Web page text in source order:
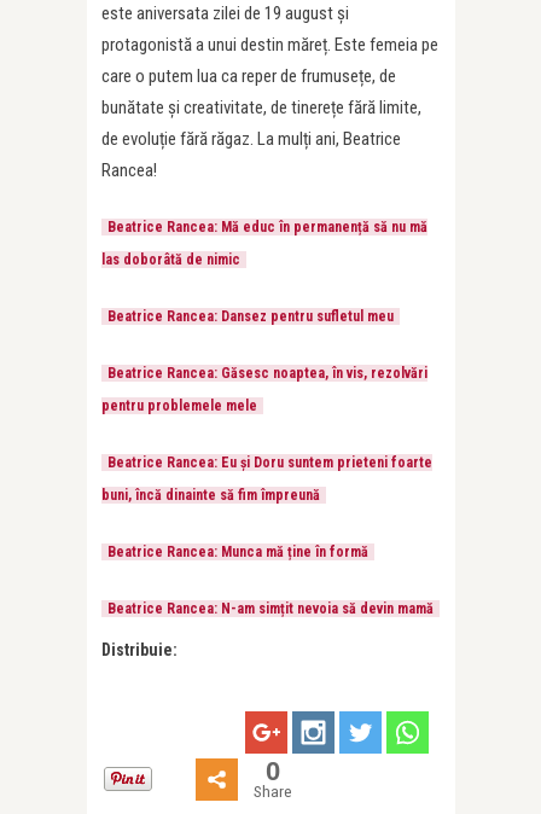
este aniversata zilei de 19 august și
protagonistă a unui destin măreț. Este femeia pe
care o putem lua ca reper de frumusețe, de
bunătate și creativitate, de tinerețe fără limite,
de evoluție fără răgaz. La mulți ani, Beatrice
Rancea!
Beatrice Rancea: Mă educ în permanență să nu mă
las doborâtă de nimic
Beatrice Rancea: Dansez pentru sufletul meu
Beatrice Rancea: Găsesc noaptea, în vis, rezolvări
pentru problemele mele
Beatrice Rancea: Eu și Doru suntem prieteni foarte
buni, încă dinainte să fim împreună
Beatrice Rancea: Munca mă ține în formă
Beatrice Rancea: N-am simțit nevoia să devin mamă
Distribuie:
0
Share